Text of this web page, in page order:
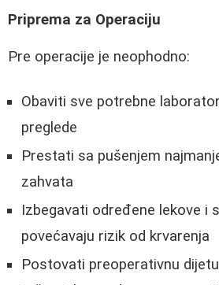
Priprema za Operaciju
Pre operacije je neophodno:
Obaviti sve potrebne
preglede
Prestati sa pušenjem
zahvata
Izbegavati određene lekove i
povećavaju rizik od krvarenja
Postovati preoperativnu